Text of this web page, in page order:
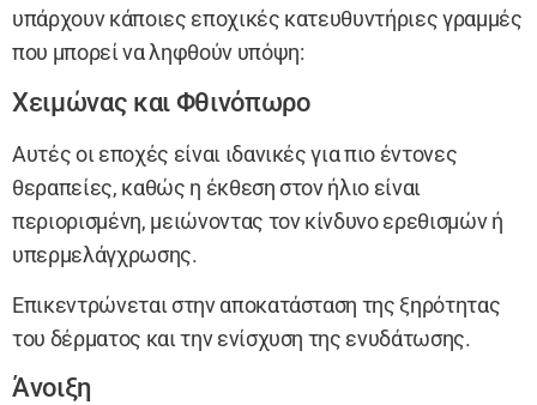
υπάρχουν κάποιες εποχικές κατευθυντήριες γραμμές
που μπορεί να ληφθούν υπόψη:
Χειμώνας και Φθινόπωρο
Αυτές οι εποχές είναι ιδανικές για πιο έντονες
θεραπείες, καθώς η έκθεση στον ήλιο είναι
περιορισμένη, μειώνοντας τον κίνδυνο ερεθισμών ή
υπερμελάγχρωσης.
Επικεντρώνεται στην αποκατάσταση της ξηρότητας
του δέρματος και την ενίσχυση της ενυδάτωσης.
Άνοιξη